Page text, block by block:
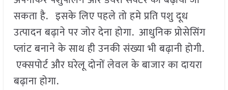
सकता है. इसके लिए पहले तो हमे प्रति पशु दूध
उत्पादन बढ़ाने पर जोर देना होगा. आधुनिक प्रोसेसिंग
प्लांट बनाने के साथ ही उनकी संख्या भी बढ़ानी होगी.
एक्सपोर्ट और घरेलू दोनों लेवल के बाजार का दायरा
बढ़ाना होगा.